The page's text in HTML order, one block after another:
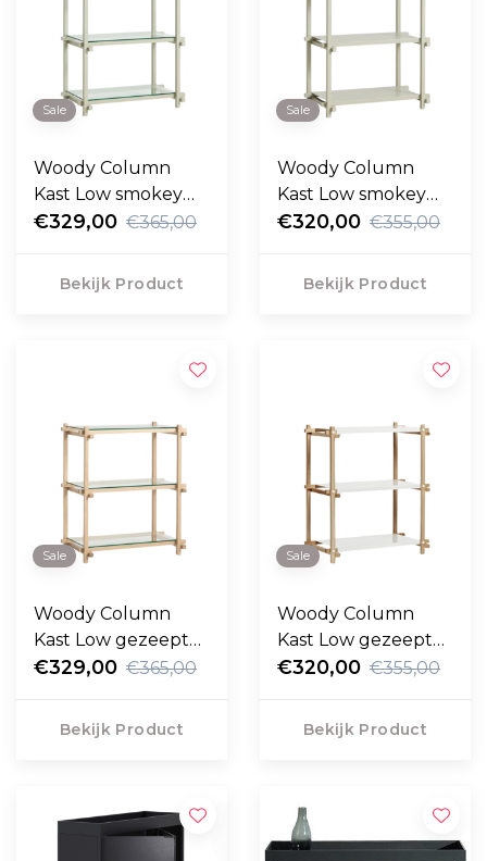
Sale
Woody Column
Kast Low smokey
grijs beuken, glas
€329,00 €365,00
Bekijk Product
Sale
Woody Column
Kast Low smokey
grijs beuken
€320,00 €355,00
Bekijk Product
Sale
Woody Column
Kast Low gezeept
eiken, glas
€329,00 €365,00
Bekijk Product
Sale
Woody Column
Kast Low gezeept
eiken, almond white
€320,00 €355,00
Bekijk Product